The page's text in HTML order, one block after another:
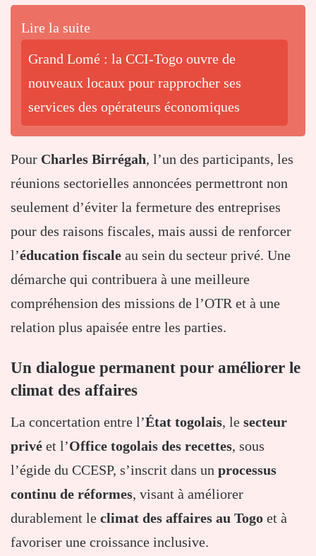
Lire la suite
Grand Lomé : la CCI-Togo ouvre de
nouveaux locaux pour rapprocher ses
services des opérateurs économiques
Pour Charles Birrégah, l’un des participants, les
réunions sectorielles annoncées permettront non
seulement d’éviter la fermeture des entreprises
pour des raisons fiscales, mais aussi de renforcer
l’éducation fiscale au sein du secteur privé. Une
démarche qui contribuera à une meilleure
compréhension des missions de l’OTR et à une
relation plus apaisée entre les parties.
Un dialogue permanent pour améliorer le
climat des affaires
La concertation entre l’État togolais, le secteur
privé et l’Office togolais des recettes, sous
l’égide du CCESP, s’inscrit dans un processus
continu de réformes, visant à améliorer
durablement le climat des affaires au Togo et à
favoriser une croissance inclusive.